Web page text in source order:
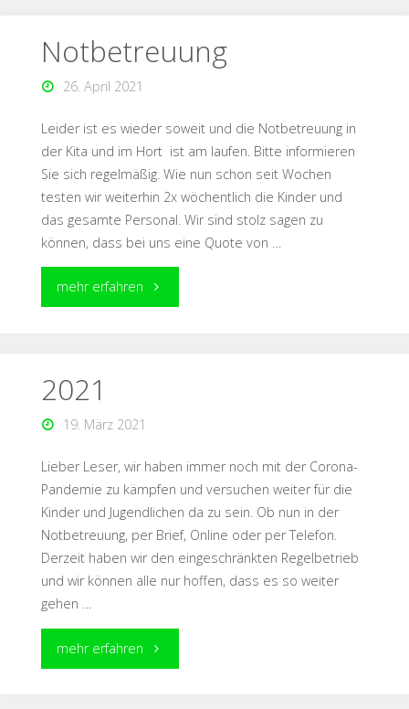
Notbetreuung
26. April 2021
Leider ist es wieder soweit und die Notbetreuung in
der Kita und im Hort ist am laufen. Bitte informieren
Sie sich regelmäßig. Wie nun schon seit Wochen
testen wir weiterhin 2x wöchentlich die Kinder und
das gesamte Personal. Wir sind stolz sagen zu
können, dass bei uns eine Quote von …
mehr erfahren
2021
19. März 2021
Lieber Leser, wir haben immer noch mit der Corona-
Pandemie zu kämpfen und versuchen weiter für die
Kinder und Jugendlichen da zu sein. Ob nun in der
Notbetreuung, per Brief, Online oder per Telefon.
Derzeit haben wir den eingeschränkten Regelbetrieb
und wir können alle nur hoffen, dass es so weiter
gehen …
mehr erfahren